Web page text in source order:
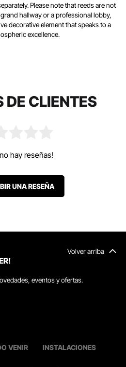
Please note that reeds are not
hallway or a professional lobby,
decorative element that speaks to a
excellence.
DE CLIENTES
hay reseñas!
UNA RESEÑA
Volver arriba
eventos y ofertas.
VENIR INSTALACIONES